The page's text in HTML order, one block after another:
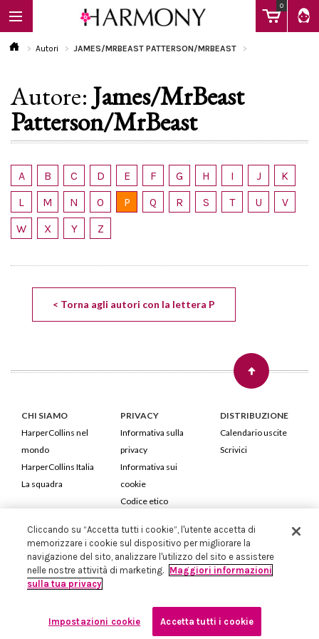
0
EBOOK
LIBRI
Calendario
Autori JAMES/MRBEAST PATTERSON/MRBEAST
Autore: James/MrBeast
Patterson/MrBeast
A B C D E F G H I J
K
L
M N O P Q R S T U
V
W
X Y Z
< Torna agli autori con la lettera P
CHI SIAMO
HarperCollins nel
mondo
HarperCollins Italia
La squadra
PRIVACY
Informativa sulla
privacy
Informativa sui
cookie
Codice etico
DISTRIBUZIONE
Calendario uscite
Scrivici
HarperCollins Italia S.p.A. Viale Monte Nero, 84 - 20135 Milano
Cod. Fiscale e P.IVA 05946780151 - Capitale Sociale 258.250 €
Iscritta in Milano al Registro delle imprese nr.198004 e REA nr.1051898
Cliccando su “Accetta tutti i cookie”, l'utente accetta di
memorizzare i cookie sul dispositivo per migliorare la
navigazione del sito, analizzare l'utilizzo del sito e assistere
nelle nostre attività di marketing. Maggiori informazioni
sulla tua privacy
Impostazioni cookie Accetta tutti i cookie